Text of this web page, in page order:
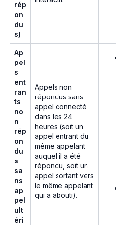
rép
on
du
s)
Ap
pel
s
ent
ran
ts
no
n
rép
on
du
s
sa
ns
ap
pel
ult
éri
Appels non
répondus sans
appel connecté
dans les 24
heures (soit un
appel entrant du
même appelant
auquel il a été
répondu, soit un
appel sortant vers
le même appelant
qui a abouti).